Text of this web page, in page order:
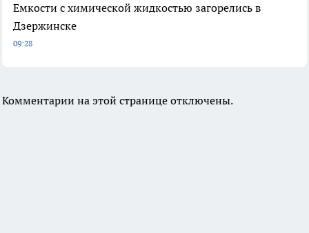
Емкости с химической жидкостью загорелись в
Дзержинске
09:28
Комментарии на этой странице отключены.